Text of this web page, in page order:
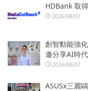
HDBank 取
2026/08/07
創智動能強
邀分享AI時
2026/08/07
ASUSx三麗